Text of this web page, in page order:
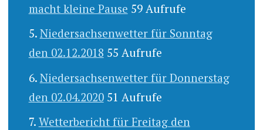
macht kleine Pause 59 Aufrufe
Niedersachsenwetter für Sonntag
den 02.12.2018 55 Aufrufe
Niedersachsenwetter für Donnerstag
den 02.04.2020 51 Aufrufe
Wetterbericht für Freitag den